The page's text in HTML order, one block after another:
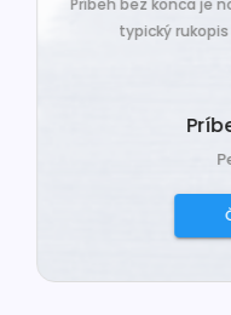
Príbeh bez konca je
typický